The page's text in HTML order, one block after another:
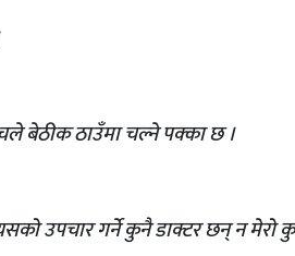
बेठीक ठाउँमा चल्ने पक्का छ ।
उपचार गर्ने कुनै डाक्टर छन् न मेरो